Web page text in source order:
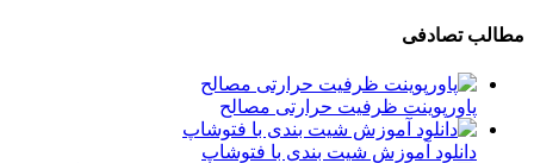
مطالب تصادفی
پاورپوینت ظرفیت حرارتی مصالح
دانلود آموزش شیت بندی با فتوشاپ